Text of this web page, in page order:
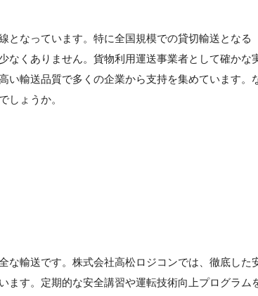
となっています。特に全国規模での貸切輸送となる
なくありません。貨物利用運送事業者として確かな
い輸送品質で多くの企業から支持を集めています。
しょうか。
な輸送です。株式会社高松ロジコンでは、徹底した
ます。定期的な安全講習や運転技術向上プログラム